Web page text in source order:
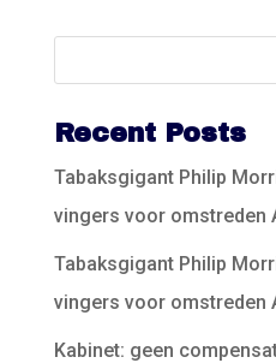
Recent Posts
Tabaksgigant Philip
vingers voor omstreden
Tabaksgigant Philip
vingers voor omstreden
Kabinet: geen